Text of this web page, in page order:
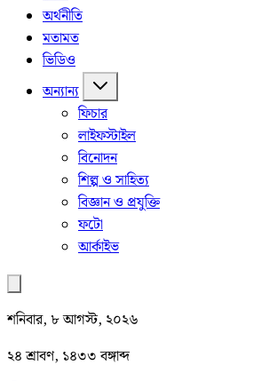
অর্থনীতি
মতামত
ভিডিও
অন্যান্য
ফিচার
লাইফস্টাইল
বিনোদন
শিল্প ও সাহিত্য
বিজ্ঞান ও প্রযুক্তি
ফটো
আর্কাইভ
শনিবার, ৮ আগস্ট, ২০২৬
২৪ শ্রাবণ, ১৪৩৩ বঙ্গাব্দ